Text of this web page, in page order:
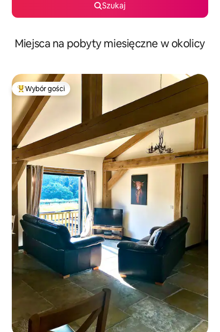
Szukaj
Miejsca na pobyty miesięczne w okolicy
Najpopularniejsze z kategorii Wybór gości
Wybór gości